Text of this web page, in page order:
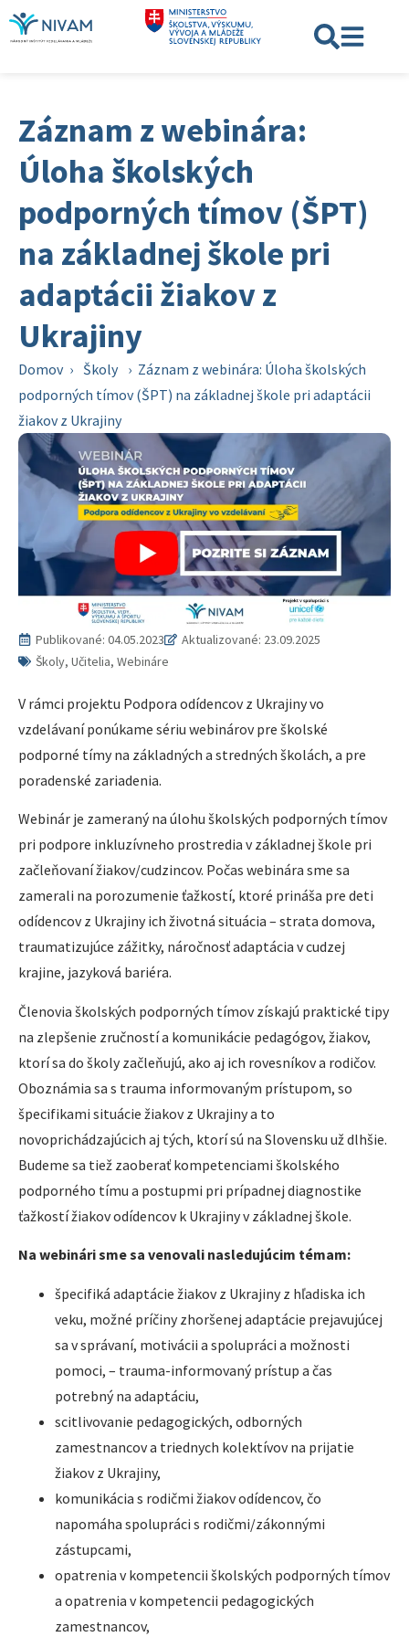
Záznam z webinára:
Úloha školských
podporných tímov (ŠPT)
na základnej škole pri
adaptácii žiakov z
Ukrajiny
Domov › Školy › Záznam z webinára: Úloha školských
podporných tímov (ŠPT) na základnej škole pri adaptácii
žiakov z Ukrajiny
Publikované: 04.05.2023
Aktualizované: 23.09.2025
Školy, Učitelia, Webináre
V rámci projektu Podpora odídencov z Ukrajiny vo
vzdelávaní ponúkame sériu webinárov pre školské
podporné tímy na základných a stredných školách, a pre
poradenské zariadenia.
Webinár je zameraný na úlohu školských podporných tímov
pri podpore inkluzívneho prostredia v základnej škole pri
začleňovaní žiakov/cudzincov. Počas webinára sme sa
zamerali na porozumenie ťažkostí, ktoré prináša pre deti
odídencov z Ukrajiny ich životná situácia – strata domova,
traumatizujúce zážitky, náročnosť adaptácia v cudzej
krajine, jazyková bariéra.
Členovia školských podporných tímov získajú praktické tipy
na zlepšenie zručností a komunikácie pedagógov, žiakov,
ktorí sa do školy začleňujú, ako aj ich rovesníkov a rodičov.
Oboznámia sa s trauma informovaným prístupom, so
špecifikami situácie žiakov z Ukrajiny a to
novoprichádzajúcich aj tých, ktorí sú na Slovensku už dlhšie.
Budeme sa tiež zaoberať kompetenciami školského
podporného tímu a postupmi pri prípadnej diagnostike
ťažkostí žiakov odídencov k Ukrajiny v základnej škole.
Na webinári sme sa venovali nasledujúcim témam:
špecifiká adaptácie žiakov z Ukrajiny z hľadiska ich
veku, možné príčiny zhoršenej adaptácie prejavujúcej
sa v správaní, motivácii a spolupráci a možnosti
pomoci, – trauma-informovaný prístup a čas
potrebný na adaptáciu,
scitlivovanie pedagogických, odborných
zamestnancov a triednych kolektívov na prijatie
žiakov z Ukrajiny,
komunikácia s rodičmi žiakov odídencov, čo
napomáha spolupráci s rodičmi/zákonnými
zástupcami,
opatrenia v kompetencii školských podporných tímov
a opatrenia v kompetencii pedagogických
zamestnancov,